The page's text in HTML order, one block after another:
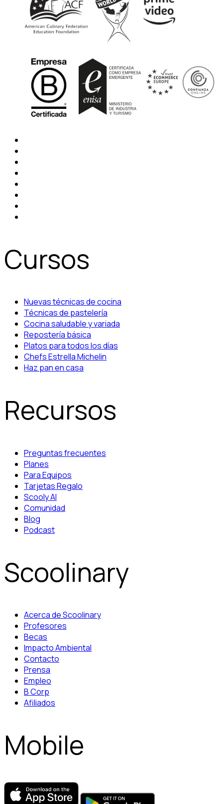
Cursos
Nuevas técnicas de cocina
Técnicas de pastelería
Cocina saludable y variada
Repostería básica
Platos para todos los días
Chefs Estrella Michelin
Haz pan en casa
Recursos
Preguntas frecuentes
Planes
Para Equipos
Tarjetas Regalo
Scooly AI
Comunidad
Blog
Podcast
Scoolinary
Acerca de Scoolinary
Profesores
Becas
Impacto Ambiental
Contacto
Prensa
Empleo
B Corp
Afiliados
Mobile